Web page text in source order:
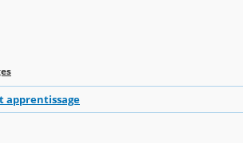
apprentissage